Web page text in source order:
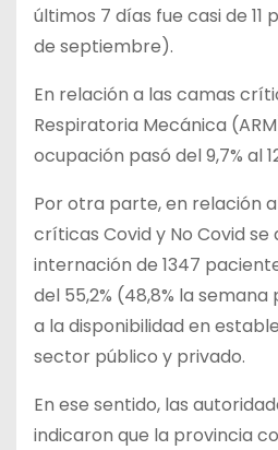
últimos 7 días fue casi de 11
de septiembre).
En relación a las camas
Respiratoria Mecánica
ocupación pasó del 9,7% al
Por otra parte, en relación
críticas Covid y No Covid se
internación de 1347
del 55,2% (48,8% la
a la disponibilidad en
sector público y privado.
En ese sentido, las
indicaron que la provincia